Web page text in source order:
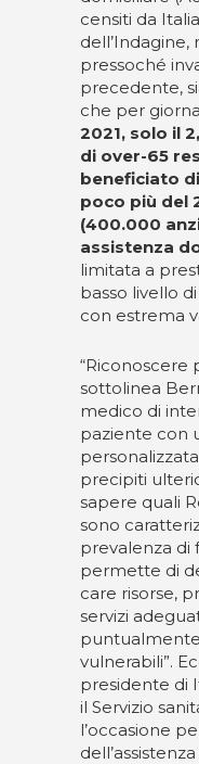
censiti da
dell’Indagine,
pressoché
precedente,
che per
2021, solo il
di over-65
beneficiato
poco più del
(400.000
assistenza
limitata a
basso livello
con estrema
“Riconoscere
sottolinea
medico di
paziente con
precipiti
sapere quali
sono
prevalenza di
permette di
care risorse,
servizi
vulnerabili”.
presidente di
il Servizio
l’occasione